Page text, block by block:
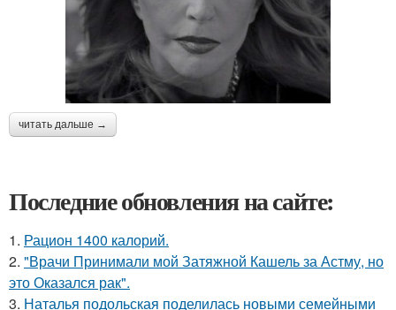
читать дальше →
Последние обновления на сайте:
1. Рацион 1400 калорий.
2. "Врачи Принимали мой Затяжной Кашель за Астму, но
это Оказался рак".
3. Наталья подольская поделилась новыми семейными